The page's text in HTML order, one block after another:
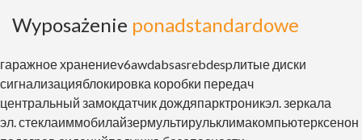
Wyposażenie ponadstandardowe
гаражное хранениеv6awdabsasrebdespлитые диски
сигнализацияблокировка коробки передач
центральный замокдатчик дождяпарктроникэл. зеркала
эл. стеклаиммобилайзермультирульклимакомпьютерксенон